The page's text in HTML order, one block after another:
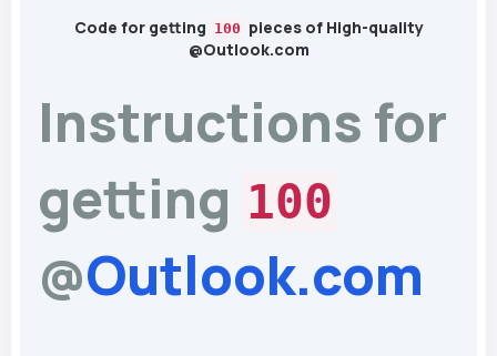
Code for getting 100 pieces of High-quality
@Outlook.com
Instructions for
getting 100
@Outlook.com